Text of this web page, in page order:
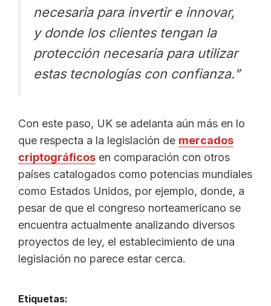
necesaria para invertir e innovar,
y donde los clientes tengan la
protección necesaria para utilizar
estas tecnologías con confianza.”
Con este paso, UK se adelanta aún más en lo
que respecta a la legislación de mercados
criptográficos en comparación con otros
países catalogados como potencias mundiales
como Estados Unidos, por ejemplo, donde, a
pesar de que el congreso norteamericano se
encuentra actualmente analizando diversos
proyectos de ley, el establecimiento de una
legislación no parece estar cerca.
Etiquetas: